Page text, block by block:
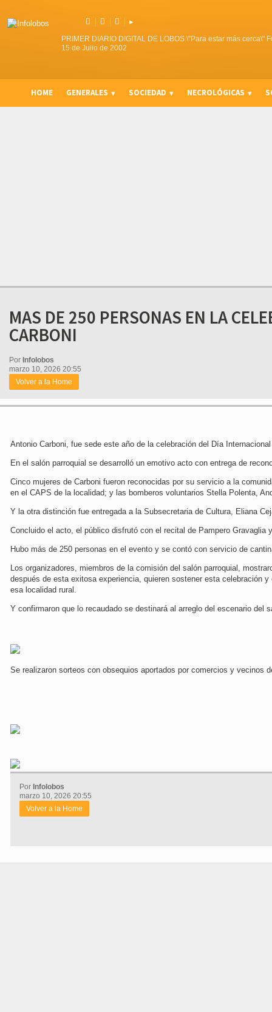
   ▸
PRIMER DIARIO DIGITAL DE LOBOS \"Para estar más cerca\"
15 de Julio de 2002
HOME GENERALES SOCIEDAD NECROLÓGICAS
MAS DE 250 PERSONAS EN LA
CARBONI
Por Infolobos
marzo 10, 2026 20:55
Volver a la Home
Antonio Carboni, fue sede este año de la celebración del Día
En el salón parroquial se desarrolló un emotivo acto con entrega de
Cinco mujeres de Carboni fueron reconocidas por su servicio a la
en el CAPS de la localidad; y las bomberos voluntarios Stella Polenta,
Y la otra distinción fue entregada a la Subsecretaria de Cultura, Eliana
Concluido el acto, el público disfrutó con el recital de Pampero Gravaglia
Hubo más de 250 personas en el evento y se contó con servicio de
Los organizadores, miembros de la comisión del salón parroquial,
después de esta exitosa experiencia, quieren sostener esta celebración
esa localidad rural.
Y confirmaron que lo recaudado se destinará al arreglo del escenario del
Se realizaron sorteos con obsequios aportados por comercios y vecinos
Por Infolobos
marzo 10, 2026 20:55
Volver a la Home